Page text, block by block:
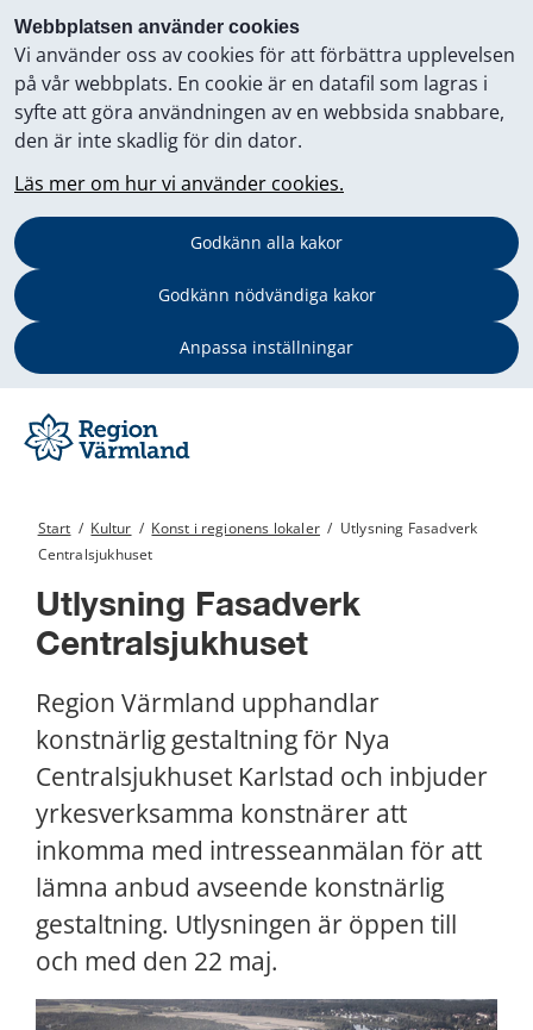
Webbplatsen använder cookies
Vi använder oss av cookies för att förbättra upplevelsen
på vår webbplats. En cookie är en datafil som lagras i
syfte att göra användningen av en webbsida snabbare,
den är inte skadlig för din dator.
Läs mer om hur vi använder cookies.
Godkänn alla kakor
Godkänn nödvändiga kakor
Anpassa inställningar
Start / Kultur / Konst i regionens lokaler / Utlysning Fasadverk
Centralsjukhuset
Utlysning Fasadverk
Centralsjukhuset
Region Värmland upphandlar
konstnärlig gestaltning för Nya
Centralsjukhuset Karlstad och inbjuder
yrkesverksamma konstnärer att
inkomma med intresseanmälan för att
lämna anbud avseende konstnärlig
gestaltning. Utlysningen är öppen till
och med den 22 maj.